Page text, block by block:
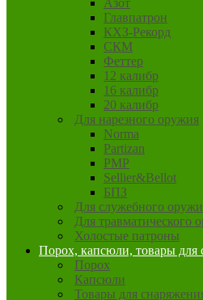
Азот
Главпатрон
КХЗ-Рекорд
СКМ
Феттер
12 калибр
16 калибр
20 калибр
Для нарезного оружия
Norma
Partizan
PMP
Sellier&Bellot
БПЗ
Для служебного
Для травматического
Холостые патроны
Порох, капсюли, товары для
Порох
Капсюли
Товары для